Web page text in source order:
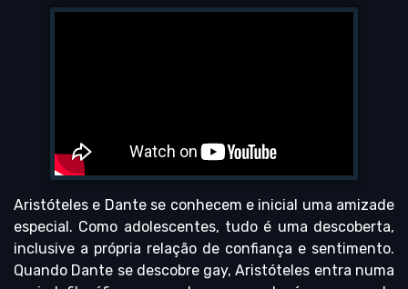
Aristóteles e Dante se conhecem e inicial uma amizade
especial. Como adolescentes, tudo é uma descoberta,
inclusive a própria relação de confiança e sentimento.
Quando Dante se descobre gay, Aristóteles entra numa